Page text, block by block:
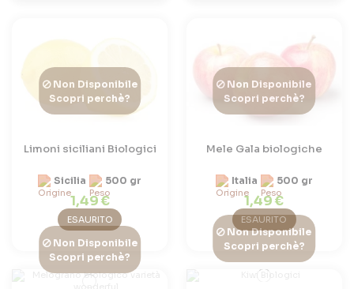
Non Disponibile
Scopri perchè?
Limoni siciliani Biologici
Sicilia 500 gr
1,49 €
ESAURITO
Non Disponibile
Scopri perchè?
Mele Gala biologiche
Italia 500 gr
1,49 €
ESAURITO
Non Disponibile
Scopri perchè?
Non Disponibile
Scopri perchè?